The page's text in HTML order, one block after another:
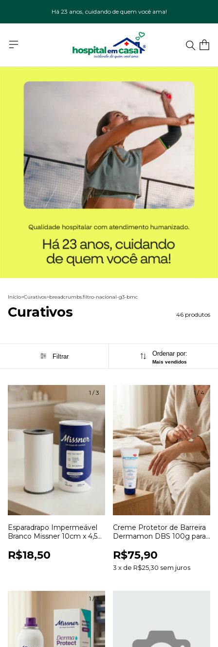
Há 23 anos, cuidando de quem você ama!
Início>Curativos>breadcrumbs.filtro-nacional-g3-bmc
Curativos 46 produtos
Filtrar Ordenar por:
Mais vendidos
1 /3
Esparadrapo Impermeável
Branco Missner 10cm x 4,5m
R$18,50
1/4
Creme Protetor de Barreira
Dermamon DBS 100g para
Pele
R$75,90
3 x de R$25,30 sem juros
1 /3